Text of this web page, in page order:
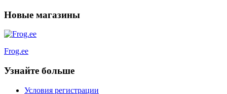
Новые магазины
Frog.ee
Узнайте больше
Условия регистрации